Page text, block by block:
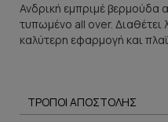
Ανδρική εμπριμέ
τυπωμένο all over. Διαθέτει
καλύτερη εφαρμογή και
ΤΡΟΠΟΙ ΑΠΟΣΤΟΛΗΣ